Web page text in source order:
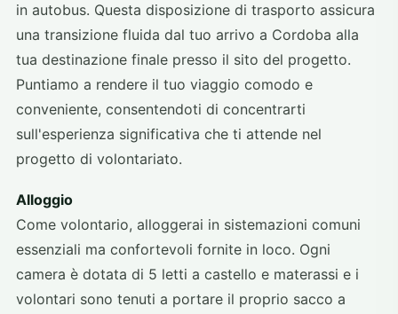
in autobus. Questa disposizione di trasporto assicura
una transizione fluida dal tuo arrivo a Cordoba alla
tua destinazione finale presso il sito del progetto.
Puntiamo a rendere il tuo viaggio comodo e
conveniente, consentendoti di concentrarti
sull'esperienza significativa che ti attende nel
progetto di volontariato.
Alloggio
Come volontario, alloggerai in sistemazioni comuni
essenziali ma confortevoli fornite in loco. Ogni
camera è dotata di 5 letti a castello e materassi e i
volontari sono tenuti a portare il proprio sacco a